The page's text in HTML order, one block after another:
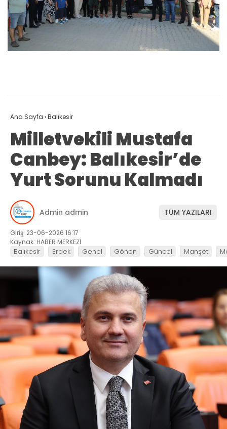
Ana Sayfa ›Balıkesir
Milletvekili Mustafa
Canbey: Balıkesir’de
Yurt Sorunu Kalmadı
Admin admin TÜM YAZILARI
Giriş: 23-06-2026 16:17
Kaynak: HABER MERKEZİ
Balıkesir Erdek Genel Gönen Güncel Manşet